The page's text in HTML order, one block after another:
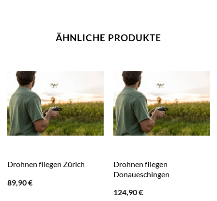
ÄHNLICHE PRODUKTE
Drohnen fliegen Zürich
89,90€
Drohnen fliegen
Donaueschingen
124,90€